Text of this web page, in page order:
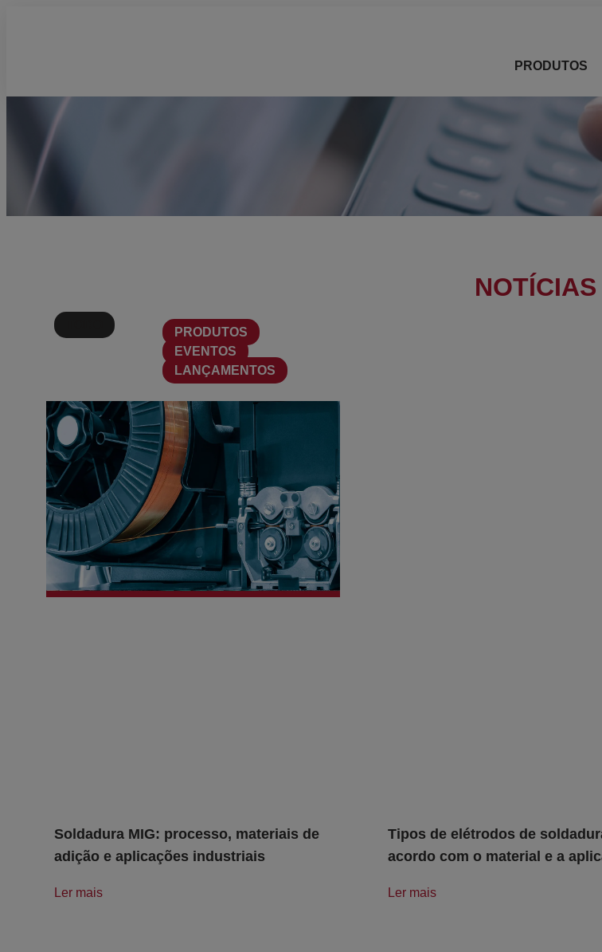
PRODUTOS
NOTÍCIAS
PRODUTOS
EVENTOS
LANÇAMENTOS
Soldadura MIG: processo, materiais de
adição e aplicações industriais
Ler mais
Tipos de elétrodos de
acordo com o material e a
Ler mais